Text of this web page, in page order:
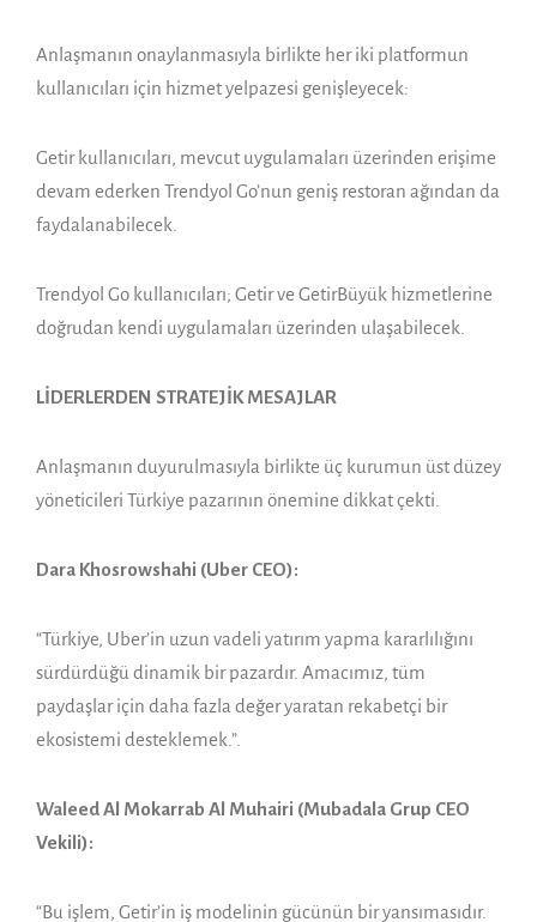
Anlaşmanın onaylanmasıyla birlikte her iki platformun
kullanıcıları için hizmet yelpazesi genişleyecek:
Getir kullanıcıları, mevcut uygulamaları üzerinden erişime
devam ederken Trendyol Go’nun geniş restoran ağından da
faydalanabilecek.
Trendyol Go kullanıcıları; Getir ve GetirBüyük hizmetlerine
doğrudan kendi uygulamaları üzerinden ulaşabilecek.
LİDERLERDEN STRATEJİK MESAJLAR
Anlaşmanın duyurulmasıyla birlikte üç kurumun üst düzey
yöneticileri Türkiye pazarının önemine dikkat çekti.
Dara Khosrowshahi (Uber CEO):
“Türkiye, Uber’in uzun vadeli yatırım yapma kararlılığını
sürdürdüğü dinamik bir pazardır. Amacımız, tüm
paydaşlar için daha fazla değer yaratan rekabetçi bir
ekosistemi desteklemek.”.
Waleed Al Mokarrab Al Muhairi (Mubadala Grup CEO
Vekili):
“Bu işlem, Getir’in iş modelinin gücünün bir yansımasıdır.